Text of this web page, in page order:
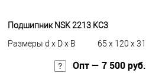
Подшипник NSK 2213 KС3
Размеры d x D x B
65 x 120 x 31
Опт — 7 500 руб.